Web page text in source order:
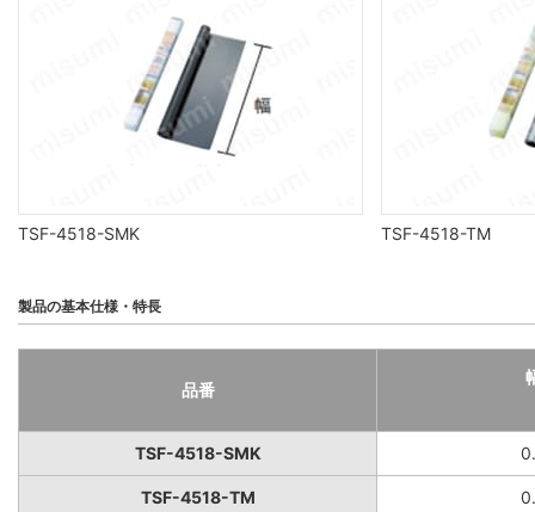
TSF-4518-SMK TSF-4518-TM
製品の基本仕様・特長
品番
TSF-4518-SMK
TSF-4518-TM